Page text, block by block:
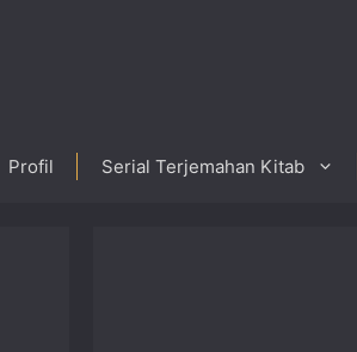
Profil Serial Terjemahan Kitab